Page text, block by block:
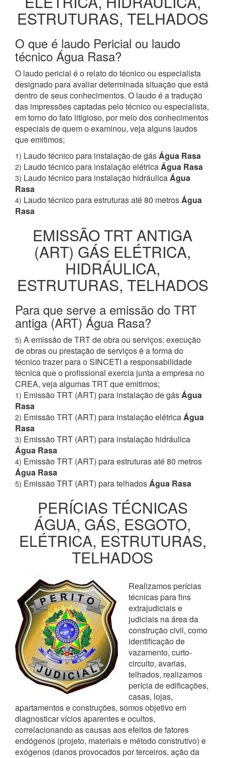
ESTRUTURAS, TELHADOS
O que é laudo Pericial ou laudo
técnico Água Rasa?
O laudo pericial é o relato do técnico ou especialista
designado para avaliar determinada situação que está
dentro de seus conhecimentos. O laudo é a tradução
das impressões captadas pelo técnico ou especialista,
em torno do fato litigioso, por meio dos conhecimentos
especiais de quem o examinou, veja alguns laudos
que emitimos;
1) Laudo técnico para instalação de gásÁgua Rasa
2) Laudo técnico para instalação elétricaÁgua Rasa
3) Laudo técnico para instalação hidráulicaÁgua
Rasa
4) Laudo técnico para estruturas até 80 metrosÁgua
Rasa
EMISSÃO TRT ANTIGA
(ART) GÁS ELÉTRICA,
HIDRÁULICA,
ESTRUTURAS, TELHADOS
Para que serve a emissão do TRT
antiga (ART) Água Rasa?
5) A emissão de TRT de obra ou serviços: execução
de obras ou prestação de serviços é a forma do
técnico trazer para o SINCETI a responsabilidade
técnica que o profissional exercia junta a empresa no
CREA, veja algumas TRT que emitimos;
1) Emissão TRT (ART) para instalação de gásÁgua
Rasa
2) Emissão TRT (ART) para instalação elétricaÁgua
Rasa
3) Emissão TRT (ART) para instalação hidráulica
Água Rasa
4) Emissão TRT (ART) para estruturas até 80 metros
Água Rasa
5) Emissão TRT (ART) para telhadosÁgua Rasa
PERÍCIAS TÉCNICAS
ÁGUA, GÁS, ESGOTO,
ELÉTRICA, ESTRUTURAS,
TELHADOS
Realizamos perícias
técnicas para fins
extrajudiciais e
judiciais na área da
construção civil, como
identificação de
vazamento, curto-
circuito, avarias,
telhados, realizamos
perícia de edificações,
casas, lojas,
apartamentos e construções, somos objetivo em
diagnosticar vícios aparentes e ocultos,
correlacionando as causas aos efeitos de fatores
endógenos (projeto, materiais e método construtivo) e
exógenos (danos provocados por terceiros, ação da